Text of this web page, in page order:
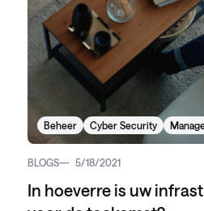
Beheer Cyber Security
BLOGS 5/18/2021
In hoeverre is uw